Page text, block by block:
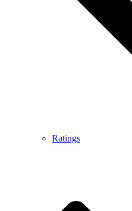
Ratings